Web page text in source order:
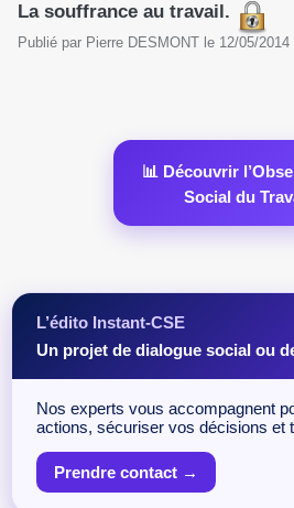
La souffrance au travail.
Publié par Pierre DESMONT le 12/05/2014
📊 Découvrir
Social du
L’édito Instant-CSE
Un projet de dialogue social ou
Nos experts vous accompagnent
actions, sécuriser vos décisions et
Prendre contact →